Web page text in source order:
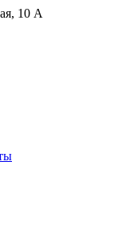
10 А